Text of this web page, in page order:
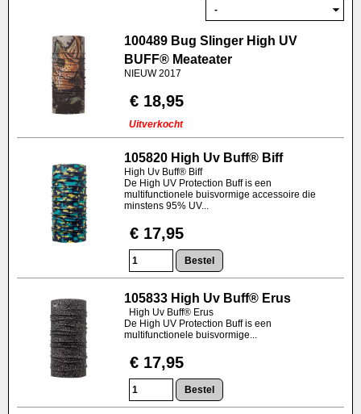
100489 Bug Slinger High UV
BUFF® Meateater
NIEUW 2017
€ 18,95
Uitverkocht
105820 High Uv Buff® Biff
High Uv Buff® Biff
De High UV Protection Buff is een
multifunctionele buisvormige accessoire die
minstens 95% UV...
€ 17,95
105833 High Uv Buff® Erus
High Uv Buff® Erus
De High UV Protection Buff is een
multifunctionele buisvormige...
€ 17,95